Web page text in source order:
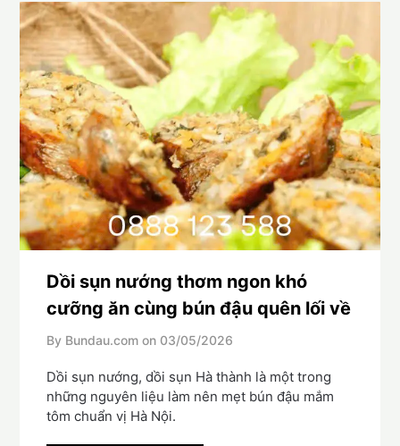
Dồi sụn nướng thơm ngon khó
cưỡng ăn cùng bún đậu quên lối về
By Bundau.com on 03/05/2026
Dồi sụn nướng, dồi sụn Hà thành là một trong
những nguyên liệu làm nên mẹt bún đậu mắm
tôm chuẩn vị Hà Nội.